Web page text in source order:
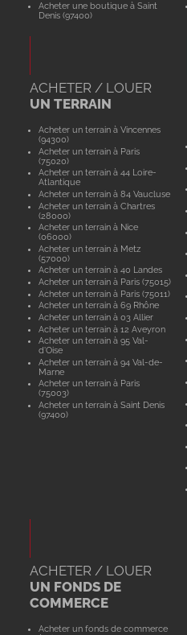
Acheter une boutique à Saint
Denis (97400)
ACHETER / LOUER
UN TERRAIN
Acheter un terrain à Vincennes
(94300)
Acheter un terrain à Paris
(75020)
Acheter un terrain à 44 Loire-
Atlantique
Acheter un terrain à 84 Vaucluse
Acheter un terrain à Chartres
(28000)
Acheter un terrain à Nice
(06000)
Acheter un terrain à Metz
(57000)
Acheter un terrain à 40 Landes
Acheter un terrain à Paris (75015)
Acheter un terrain à Paris (75011)
Acheter un terrain à 69 Rhône
Acheter un terrain à 03 Allier
Acheter un terrain à 12 Aveyron
Acheter un terrain à 95 Val-
d'Oise
Acheter un terrain à 94 Val-de-
Marne
Acheter un terrain à Paris
(75003)
Acheter un terrain à Saint Denis
(97400)
ACHETER / LOUER
UN FONDS DE
COMMERCE
Acheter un fonds de commerce